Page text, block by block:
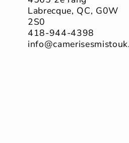
Labrecque, QC, G0W
2S0
418-944-4398